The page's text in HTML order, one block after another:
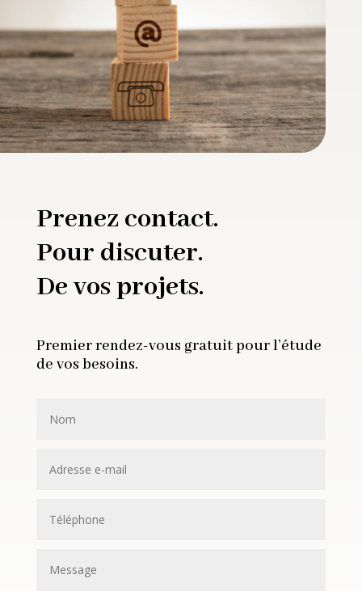
Prenez contact.
Pour discuter.
De vos projets.
Premier rendez-vous gratuit pour l’étude
de vos besoins.